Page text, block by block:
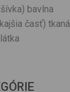
bavlna
časť)